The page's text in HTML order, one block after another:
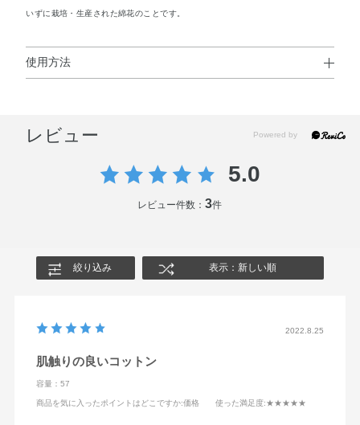
いずに栽培・生産された綿花のことです。
使用方法
●化粧用途以外にはお使いにならないでください。
管してください。
レビュー
5.0
レビュー件数：3件
絞り込み 表示：新しい順
2022.8.25
肌触りの良いコットン
容量：57
商品を気に入ったポイントはどこですか:価格 使った満足度:★★★★★